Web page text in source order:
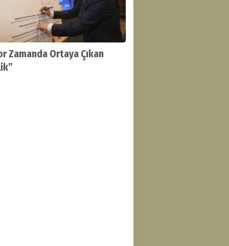
Zamanda Ortaya Çıkan